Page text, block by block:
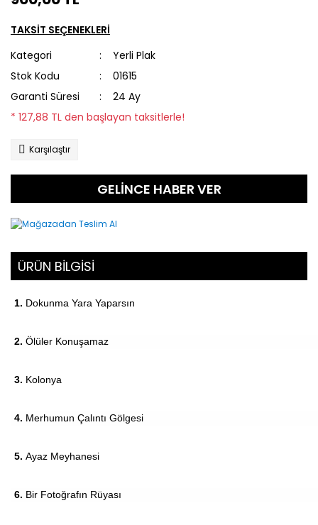
TAKSİT SEÇENEKLERİ
Kategori
Yerli Plak
Stok Kodu
01615
Garanti Süresi
24 Ay
* 127,88 TL den başlayan taksitlerle!
Karşılaştır
GELİNCE HABER VER
ÜRÜN BİLGİSİ
1. Dokunma Yara Yaparsın
2. Ölüler Konuşamaz
3. Kolonya
4. Merhumun Çalıntı Gölgesi
5. Ayaz Meyhanesi
6. Bir Fotoğrafın Rüyası